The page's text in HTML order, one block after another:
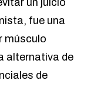
fue una
músculo
alternativa de
de